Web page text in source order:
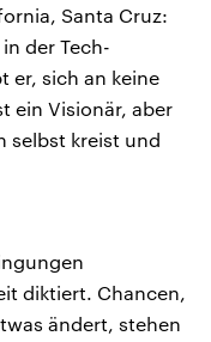
Santa Cruz:
der Tech-
er, sich an keine
ein Visionär, aber
selbst kreist und
diktiert. Chancen,
ändert, stehen